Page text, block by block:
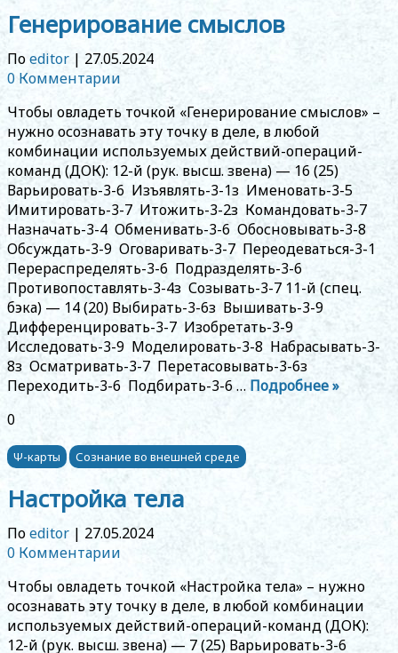
Генерирование смыслов
Поeditor | 27.05.2024
0 Комментарии
Чтобы овладеть точкой «Генерирование смыслов» –
нужно осознавать эту точку в деле, в любой
комбинации используемых действий-операций-
команд (ДОК): 12-й (рук. высш. звена) — 16 (25)
Варьировать-3-6 Изъявлять-3-1з Именовать-3-5
Имитировать-3-7 Итожить-3-2з Командовать-3-7
Назначать-3-4 Обменивать-3-6 Обосновывать-3-8
Обсуждать-3-9 Оговаривать-3-7 Переодеваться-3-1
Перераспределять-3-6 Подразделять-3-6
Противопоставлять-3-4з Созывать-3-7 11-й (спец.
бэка) — 14 (20) Выбирать-3-6з Вышивать-3-9
Дифференцировать-3-7 Изобретать-3-9
Исследовать-3-9 Моделировать-3-8 Набрасывать-3-
8з Осматривать-3-7 Перетасовывать-3-6з
Переходить-3-6 Подбирать-3-6 … Подробнее »
0
Ψ-карты Сознание во внешней среде
Настройка тела
Поeditor | 27.05.2024
0 Комментарии
Чтобы овладеть точкой «Настройка тела» – нужно
осознавать эту точку в деле, в любой комбинации
используемых действий-операций-команд (ДОК):
12-й (рук. высш. звена) — 7 (25) Варьировать-3-6